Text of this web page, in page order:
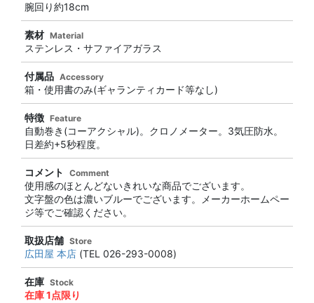
腕回り約18cm
素材 Material
ステンレス・サファイアガラス
付属品 Accessory
箱・使用書のみ(ギャランティカード等なし)
特徴 Feature
自動巻き(コーアクシャル)。クロノメーター。3気圧防水。
日差約+5秒程度。
コメント Comment
使用感のほとんどないきれいな商品でございます。
文字盤の色は濃いブルーでございます。メーカーホームペー
ジ等でご確認ください。
取扱店舗 Store
広田屋 本店 (TEL 026-293-0008)
在庫 Stock
在庫 1点限り